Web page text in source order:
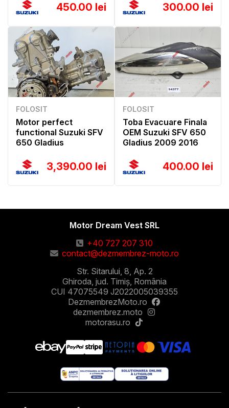
450.00 lei 300.00 lei
FOLOSIT
Motor perfect
functional Suzuki SFV
650 Gladius
3,390.00 lei
FOLOSIT
Toba Evacuare Finala
OEM Suzuki SFV 650
Gladius 2009 2016
400.00 lei
Motor Dream Vest SRL
+40 727 207 310
contact@dezmembrez-moto.ro
Str. Sitarului, 8, Ap. 2
Ghiroda, jud. Timiș, România
CUI 47075549 J2022005039355
DezmembrezMoto.ro
dezmembrez.moto
motorasu.ro